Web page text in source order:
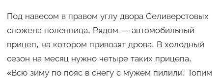
Под навесом в правом углу двора Селиверстовых
сложена поленница. Рядом — автомобильный
прицеп, на котором привозят дрова. В холодный
сезон на месяц нужно четыре таких прицепа.
«Всю зиму по пояс в снегу с мужем пилили. Топим